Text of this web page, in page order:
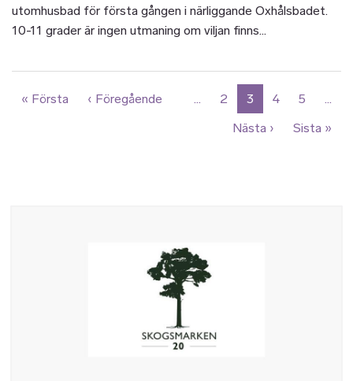
utomhusbad för första gången i närliggande Oxhålsbadet.
10-11 grader är ingen utmaning om viljan finns...
Paginering
« Första Första sidan
‹ Föregående Föregående sida
… 2 3 4 5
…
Nästa › Nästa sida
Sista »